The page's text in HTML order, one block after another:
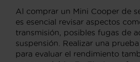
Al comprar un Mini Cooper de
es esencial revisar aspectos
transmisión, posibles fugas de
suspensión. Realizar una
para evaluar el rendimiento